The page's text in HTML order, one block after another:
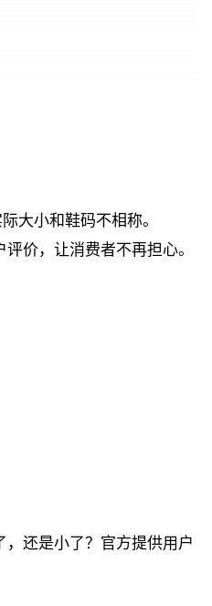
大小和鞋码不相称。
价，让消费者不再担心。
，还是小了？官方提供用户